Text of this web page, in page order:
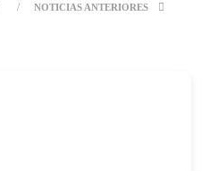
NOTICIAS ANTERIORES